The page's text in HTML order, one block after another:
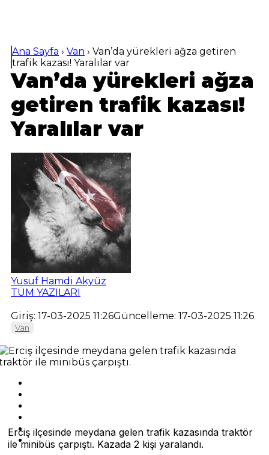
Ana Sayfa › Van › Van’da yürekleri ağza getiren
trafik kazası! Yaralılar var
Van’da yürekleri ağza
getiren trafik kazası!
Yaralılar var
Yusuf Hamdi Akyüz
TÜM YAZILARI
Giriş: 17-03-2025 11:26Güncelleme: 17-03-2025 11:26
Van
Erciş ilçesinde meydana gelen trafik kazasında traktör
ile minibüs çarpıştı. Kazada 2 kişi yaralandı.